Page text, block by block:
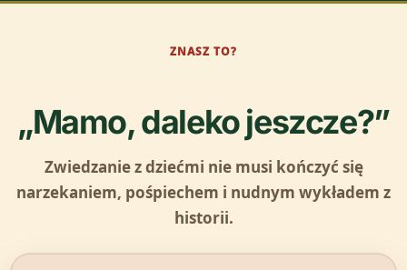
ZNASZ TO?
„Mamo, daleko jeszcze?”
Zwiedzanie z dziećmi nie musi kończyć się
narzekaniem, pośpiechem i nudnym wykładem z
historii.